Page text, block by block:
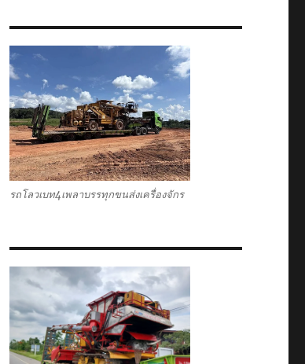
รถโลวเบท4เพลาบรรทุกขนส่งเครื่องจักร